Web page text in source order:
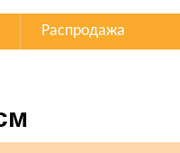
Распродажа